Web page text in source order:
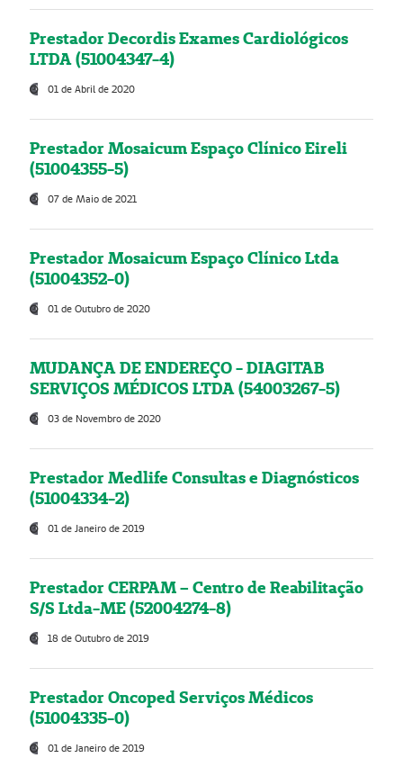
Prestador Decordis Exames Cardiológicos
LTDA (51004347-4)
01 de Abril de 2020
Prestador Mosaicum Espaço Clínico Eireli
(51004355-5)
07 de Maio de 2021
Prestador Mosaicum Espaço Clínico Ltda
(51004352-0)
01 de Outubro de 2020
MUDANÇA DE ENDEREÇO - DIAGITAB
SERVIÇOS MÉDICOS LTDA (54003267-5)
03 de Novembro de 2020
Prestador Medlife Consultas e Diagnósticos
(51004334-2)
01 de Janeiro de 2019
Prestador CERPAM – Centro de Reabilitação
S/S Ltda-ME (52004274-8)
18 de Outubro de 2019
Prestador Oncoped Serviços Médicos
(51004335-0)
01 de Janeiro de 2019